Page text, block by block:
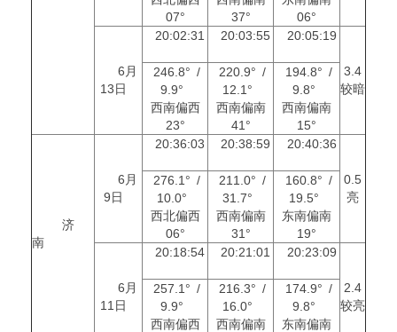
07°
37°
06°
6月
13日
20:02:31 20:03:55 20:05:19
3.4
较暗
246.8° /
9.9°
西南偏西
23°
220.9° /
12.1°
西南偏南
41°
194.8° /
9.8°
西南偏南
15°
济
南
6月
9日
20:36:03 20:38:59 20:40:36
0.5
亮
276.1° /
10.0°
西北偏西
06°
211.0° /
31.7°
西南偏南
31°
160.8° /
19.5°
东南偏南
19°
6月
11日
20:18:54 20:21:01 20:23:09
2.4
较亮
257.1° /
9.9°
西南偏西
216.3° /
16.0°
西南偏南
174.9° /
9.8°
东南偏南